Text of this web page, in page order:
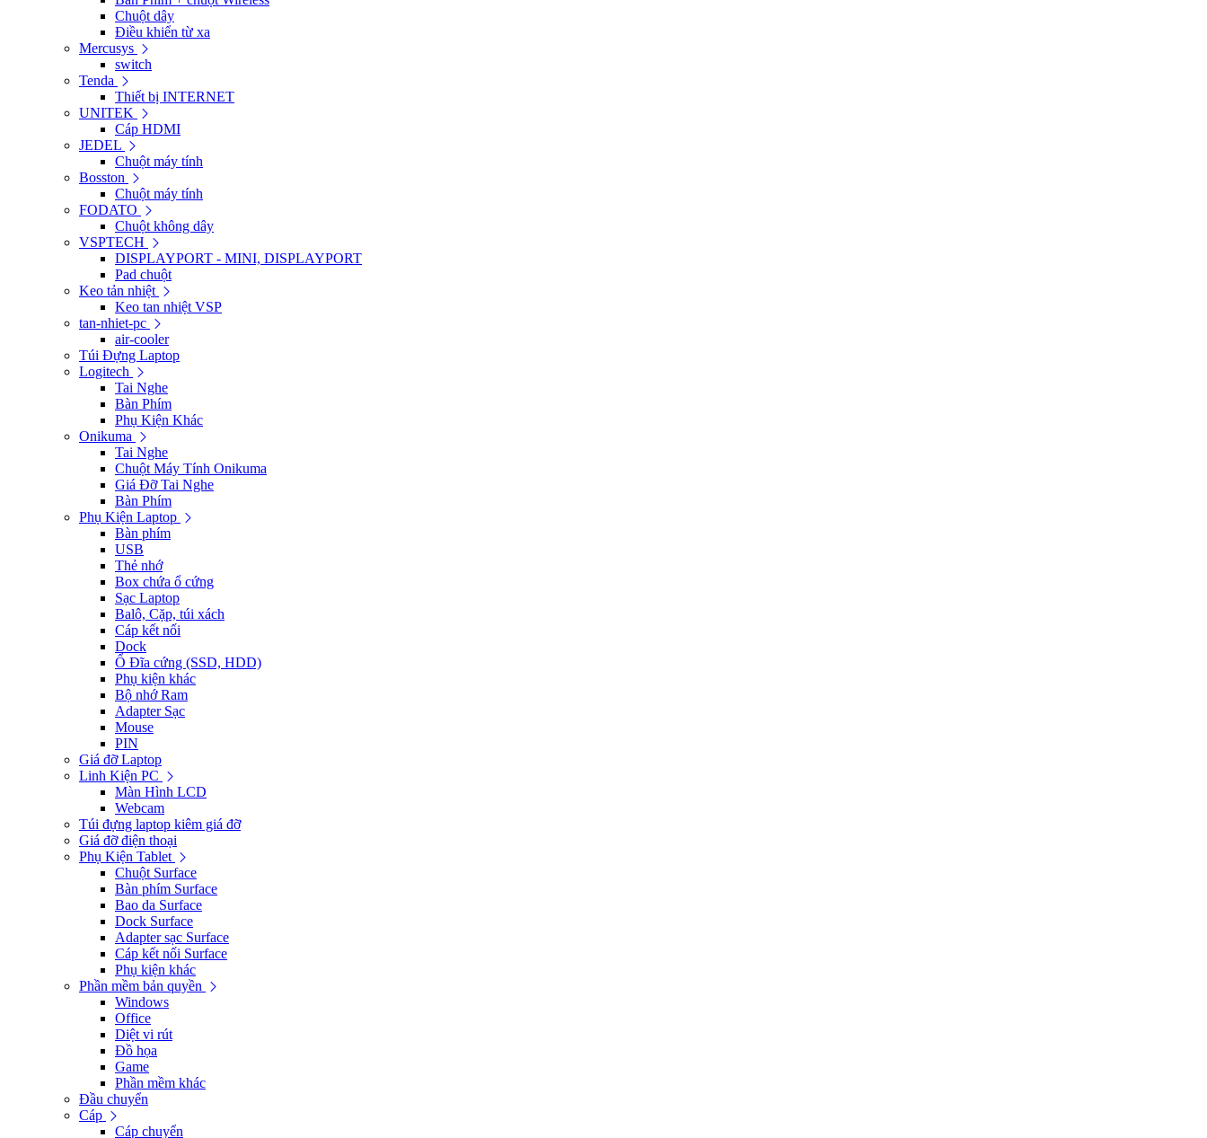
Chuột dây
Điều khiển từ xa
Mercusys
switch
Tenda
Thiết bị INTERNET
UNITEK
Cáp HDMI
JEDEL
Chuột máy tính
Bosston
Chuột máy tính
FODATO
Chuột không dây
VSPTECH
DISPLAYPORT - MINI, DISPLAYPORT
Pad chuột
Keo tản nhiệt
Keo tan nhiệt VSP
tan-nhiet-pc
air-cooler
Túi Đựng Laptop
Logitech
Tai Nghe
Bàn Phím
Phụ Kiện Khác
Onikuma
Tai Nghe
Chuột Máy Tính Onikuma
Giá Đỡ Tai Nghe
Bàn Phím
Phụ Kiện Laptop
Bàn phím
USB
Thẻ nhớ
Box chứa ổ cứng
Sạc Laptop
Balô, Cặp, túi xách
Cáp kết nối
Dock
Ổ Đĩa cứng (SSD, HDD)
Phụ kiện khác
Bộ nhớ Ram
Adapter Sạc
Mouse
PIN
Giá đỡ Laptop
Linh Kiện PC
Màn Hình LCD
Webcam
Túi đựng laptop kiêm giá đỡ
Giá đỡ điện thoại
Phụ Kiện Tablet
Chuột Surface
Bàn phím Surface
Bao da Surface
Dock Surface
Adapter sạc Surface
Cáp kết nối Surface
Phụ kiện khác
Phần mềm bản quyền
Windows
Office
Diệt vi rút
Đồ họa
Game
Phần mềm khác
Đầu chuyển
Cáp
Cáp chuyển